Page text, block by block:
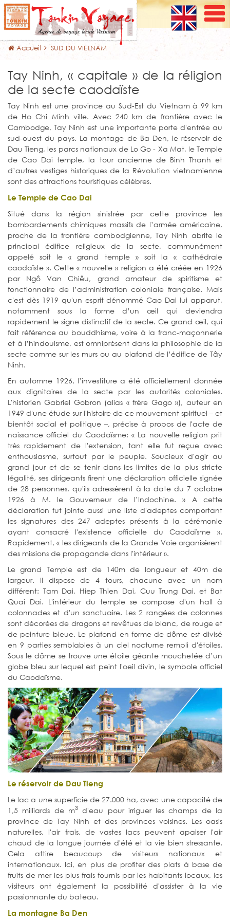
Accueil SUD DU VIETNAM
Tay Ninh, « capitale » de la réligion
de la secte caodaïste
Tay Ninh est une province au Sud-Est du Vietnam à 99 km
de Ho Chi Minh ville. Avec 240 km de frontière avec le
Cambodge, Tay Ninh est une importante porte d'entrée au
sud-ouest du pays. La montage de Ba Den, le réservoir de
Dau Tieng, les parcs nationaux de Lo Go - Xa Mat, le Temple
de Cao Dai temple, la tour ancienne de Binh Thanh et
d’autres vestiges historiques de la Révolution vietnamienne
sont des attractions touristiques célèbres.
Le Temple de Cao Dai
Situé dans la région sinistrée par cette province les
bombardements chimiques massifs de l’armée américaine,
proche de la frontière cambodgienne, Tay Ninh abrite le
principal édifice religieux de la secte, communément
appelé soit le « grand temple » soit la « cathédrale
caodaïste ». Cette « nouvelle » religion a été créée en 1926
par Ngô Van Chiêu, grand amateur de spiritisme et
fonctionnaire de l’administration coloniale française. Mais
c'est dès 1919 qu'un esprit dénommé Cao Dai lui apparut,
notamment sous la forme d’un œil qui deviendra
rapidement le signe distinctif de la secte. Ce grand œil, qui
fait référence au bouddhisme, voire à la franc-maçonnerie
et à l’hindouisme, est omniprésent dans la philosophie de la
secte comme sur les murs ou au plafond de l’édifice de Tây
Ninh.
En automne 1926, l’investiture a été officiellement donnée
aux dignitaires de la secte par les autorités coloniales.
L'historien Gabriel Gobron (alias « frère Gago »), auteur en
1949 d'une étude sur l'histoire de ce mouvement spirituel – et
bientôt social et politique –, précise à propos de l'acte de
naissance officiel du Caodaïsme: « La nouvelle religion prit
très rapidement de l'extension, tant elle fut reçue avec
enthousiasme, surtout par le peuple. Soucieux d'agir au
grand jour et de se tenir dans les limites de la plus stricte
légalité, ses dirigeants firent une déclaration officielle signée
de 28 personnes, qu'ils adressèrent à la date du 7 octobre
1926 à M. le Gouverneur de l’Indochine. » A cette
déclaration fut jointe aussi une liste d'adeptes comportant
les signatures des 247 adeptes présents à la cérémonie
ayant consacré l'existence officielle du Caodaïsme ».
Rapidement, « les dirigeants de la Grande Voie organisèrent
des missions de propagande dans l'intérieur ».
Le grand Temple est de 140m de longueur et 40m de
largeur. Il dispose de 4 tours, chacune avec un nom
différent: Tam Dai, Hiep Thien Dai, Cuu Trung Dai, et Bat
Quai Dai. L'intérieur du temple se compose d'un hall à
colonnades et d'un sanctuaire. Les 2 rangées de colonnes
sont décorées de dragons et revêtues de blanc, de rouge et
de peinture bleue. Le plafond en forme de dôme est divisé
en 9 parties semblables à un ciel nocturne rempli d'étoiles.
Sous le dôme se trouve une étoile géante mouchetée d’un
globe bleu sur lequel est peint l'oeil divin, le symbole officiel
du Caodaïsme.
Le réservoir de Dau Tieng
Le lac a une superficie de 27.000 ha, avec une capacité de
1,5 milliards de m3d'eau pour irriguer les champs de la
province de Tay Ninh et des provinces voisines. Les oasis
naturelles, l'air frais, de vastes lacs peuvent apaiser l'air
chaud de la longue journée d'été et la vie bien stressante.
Cela attire beaucoup de visiteurs nationaux et
internationaux. Ici, en plus de profiter des plats à base de
fruits de mer les plus frais fournis par les habitants locaux, les
visiteurs ont également la possibilité d'assister à la vie
passionnante du bateau.
La montagne Ba Den